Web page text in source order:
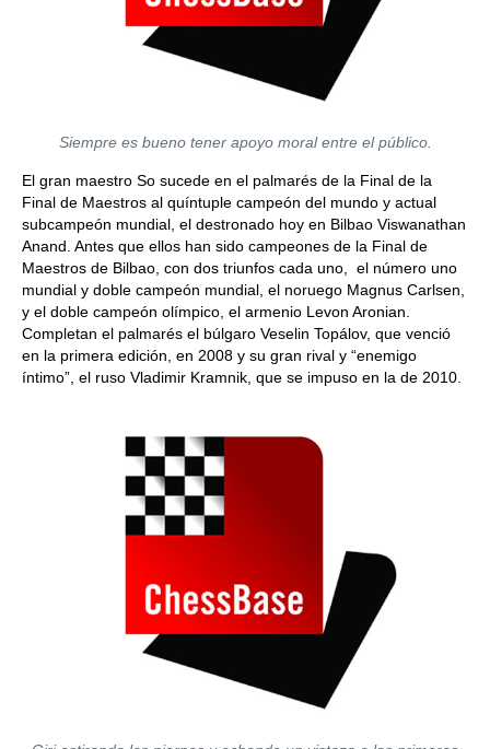
Siempre es bueno tener apoyo moral entre el público.
El gran maestro So sucede en el palmarés de la Final de la
Final de Maestros al quíntuple campeón del mundo y actual
subcampeón mundial, el destronado hoy en Bilbao Viswanathan
Anand. Antes que ellos han sido campeones de la Final de
Maestros de Bilbao, con dos triunfos cada uno, el número uno
mundial y doble campeón mundial, el noruego Magnus Carlsen,
y el doble campeón olímpico, el armenio Levon Aronian.
Completan el palmarés el búlgaro Veselin Topálov, que venció
en la primera edición, en 2008 y su gran rival y “enemigo
íntimo”, el ruso Vladimir Kramnik, que se impuso en la de 2010.